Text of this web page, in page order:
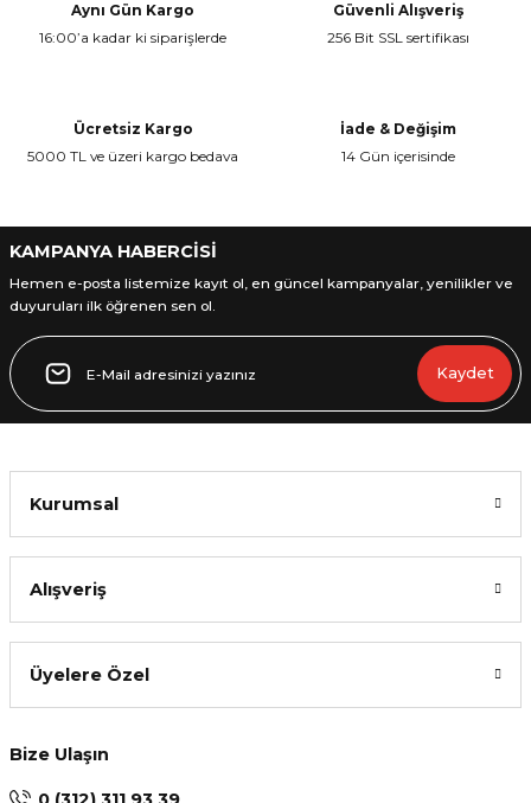
Ürün resmi kalitesiz, bozuk veya görüntülenemiyor.
Gönder
Aynı Gün Kargo
16:00’a kadar ki siparişlerde
Güvenli Alışveriş
256 Bit SSL sertifikası
Ücretsiz Kargo
5000 TL ve üzeri kargo bedava
İade & Değişim
14 Gün içerisinde
KAMPANYA HABERCİSİ
Hemen e-posta listemize kayıt ol, en güncel kampanyalar, yenilikler ve
duyuruları ilk öğrenen sen ol.
Kaydet
Kurumsal
Alışveriş
Üyelere Özel
Bize Ulaşın